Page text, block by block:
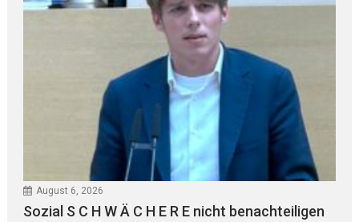
August 6, 2026
Sozial S C H W Ä C H E R E nicht benachteiligen